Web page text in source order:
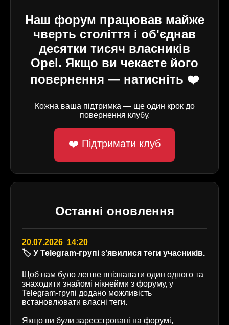
Наш форум працював майже
чверть століття і об'єднав
десятки тисяч власників
Opel. Якщо ви чекаєте його
повернення — натисніть ❤️
Кожна ваша підтримка — ще один крок до
повернення клубу.
❤️ Підтримати клуб
Останні оновлення
20.07.2026 14:20
🏷️ У Telegram-групі з'явилися теги учасників.
Щоб нам було легше впізнавати один одного та
знаходити знайомі нікнейми з форуму, у
Telegram-групі додано можливість
встановлювати власні теги.
Якщо ви були зареєстровані на форумі,